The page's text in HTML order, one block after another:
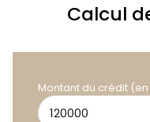
Calcul
Montant du crédit